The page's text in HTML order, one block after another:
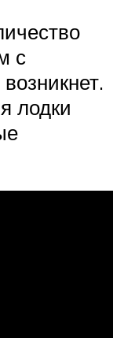
с
лодки